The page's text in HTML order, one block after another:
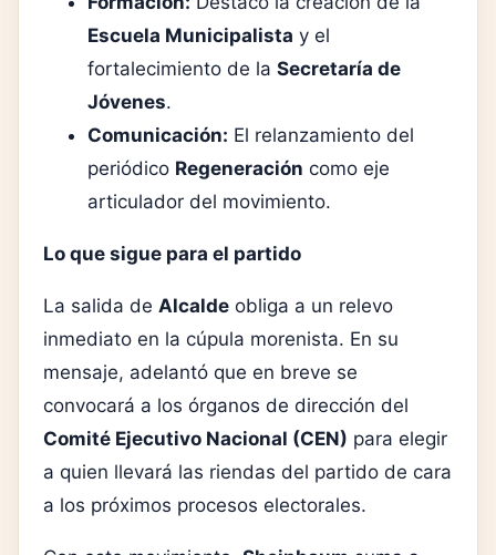
Escuela Municipalista y el
fortalecimiento de la Secretaría de
Jóvenes.
Comunicación: El relanzamiento del
periódico Regeneración como eje
articulador del movimiento.
Lo que sigue para el partido
La salida de Alcalde obliga a un relevo
inmediato en la cúpula morenista. En su
mensaje, adelantó que en breve se
convocará a los órganos de dirección del
Comité Ejecutivo Nacional (CEN) para elegir
a quien llevará las riendas del partido de cara
a los próximos procesos electorales.